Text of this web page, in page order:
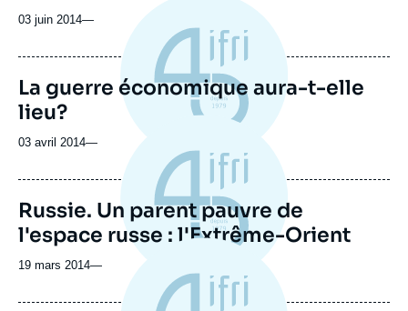
03 juin 2014—
La guerre économique aura-t-elle
lieu?
03 avril 2014—
Russie. Un parent pauvre de
l'espace russe : l'Extrême-Orient
19 mars 2014—